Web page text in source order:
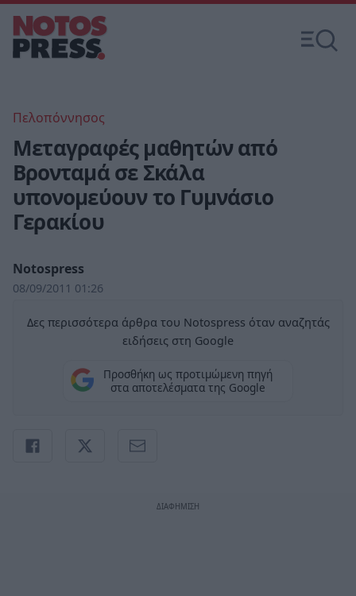
Πελοπόννησος
Μεταγραφές μαθητών από
Βρονταμά σε Σκάλα
υπονομεύουν το Γυμνάσιο
Γερακίου
Notospress
08/09/2011 01:26
Δες περισσότερα άρθρα του Notospress όταν αναζητάς
ειδήσεις στη Google
Προσθήκη ως προτιμώμενη πηγή
στα αποτελέσματα της Google